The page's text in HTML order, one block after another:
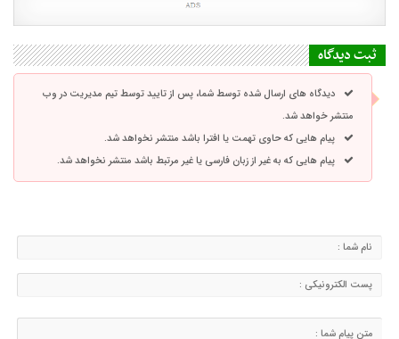
ثبت دیدگاه
دیدگاه های ارسال شده توسط شما، پس از تایید توسط تیم مدیریت در وب
منتشر خواهد شد.
پیام هایی که حاوی تهمت یا افترا باشد منتشر نخواهد شد.
پیام هایی که به غیر از زبان فارسی یا غیر مرتبط باشد منتشر نخواهد شد.